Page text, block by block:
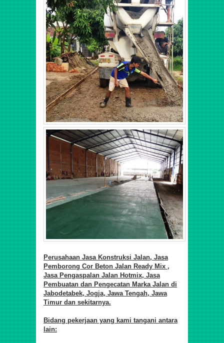
Perusahaan Jasa Konstruksi Jalan, Jasa
Pemborong Cor Beton Jalan Ready Mix ,
Jasa Pengaspalan Jalan Hotmix, Jasa
Pembuatan dan Pengecatan Marka Jalan di
Jabodetabek, Jogja, Jawa Tengah, Jawa
Timur dan sekitarnya.
Bidang pekerjaan yang kami tangani antara
lain: